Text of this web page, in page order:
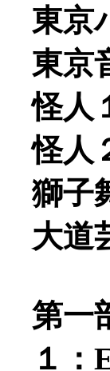
東京
東京
怪人
怪人
獅子
大道
第一
１